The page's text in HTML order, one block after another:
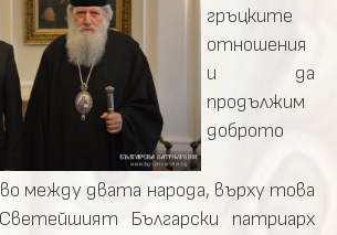
гръцките
отношения
и да
продължим
доброто
между двата народа, върху това
Български патриарх